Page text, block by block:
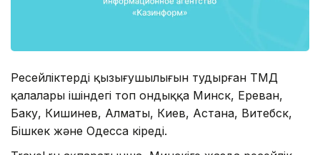
Ресейліктердің қызығушылығын тудырған ТМД
қалалары ішіндегі топ ондыққа Минск, Ереван,
Баку, Кишинев, Алматы, Киев, Астана, Витебск,
Бішкек және Одесса кіреді.